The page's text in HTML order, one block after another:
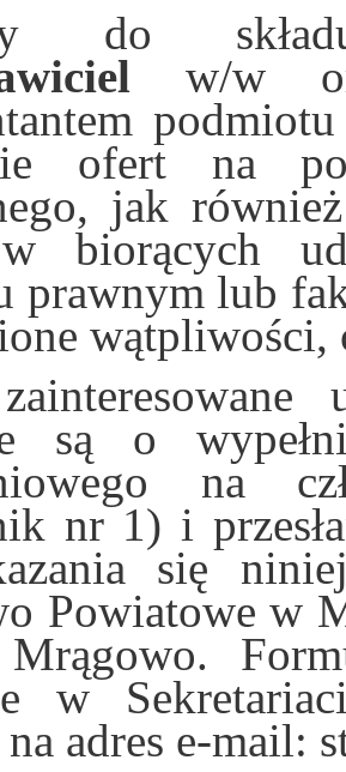
do
w/w
ofert na
jak
biorących
prawnym lub
wątpliwości,
są o
na
nr 1) i
się
Powiatowe w
w
na adres e-